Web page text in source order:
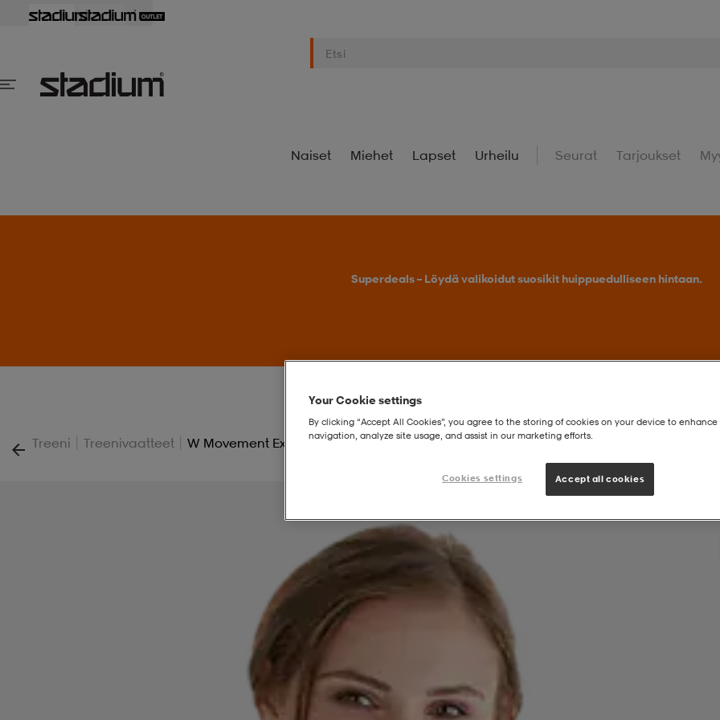
Naiset Miehet Lapset Urheilu Seurat Tarjoukset
Superdeals – Löydä valikoidut suosikit huippuedulliseen hintaan.
Treeni | Treenivaatteet | W Movement Extreme Sportsbra
Your Cookie settings
By clicking “Accept All Cookies”, you agree to the storing of cookies on your device to enhance
navigation, analyze site usage, and assist in our marketing efforts.
Cookies settings Accept all cookies